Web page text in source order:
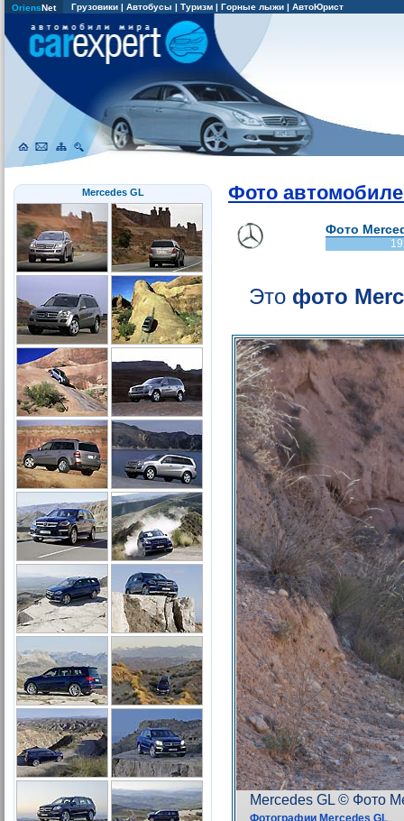
OriensNet Грузовики | Автобусы | Туризм | Горные лыжи | АвтоЮрист
Mercedes GL Фото
Фото
Это фото